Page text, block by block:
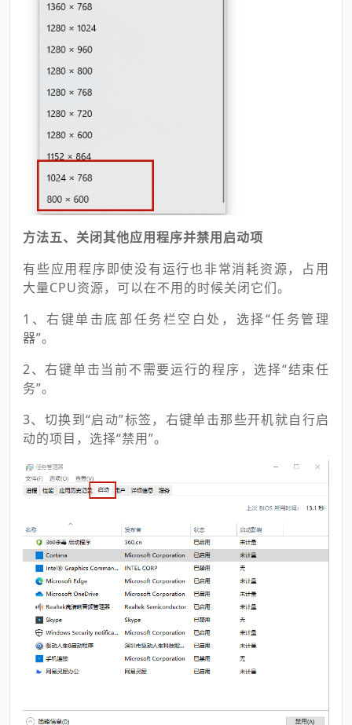
方法五、关闭其他应用程序并禁用启动项
有些应用程序即使没有运行也非常消耗资源，占用
大量CPU资源，可以在不用的时候关闭它们。
1、右键单击底部任务栏空白处，选择“任务管理
器”。
2、右键单击当前不需要运行的程序，选择“结束任
务”。
3、切换到“启动”标签，右键单击那些开机就自行启
动的项目，选择“禁用”。